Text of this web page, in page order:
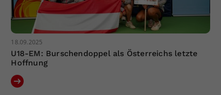
18.09.2025
U18-EM: Burschendoppel als Österreichs letzte
Hoffnung